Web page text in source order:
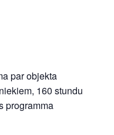
par objekta
160 stundu
programma